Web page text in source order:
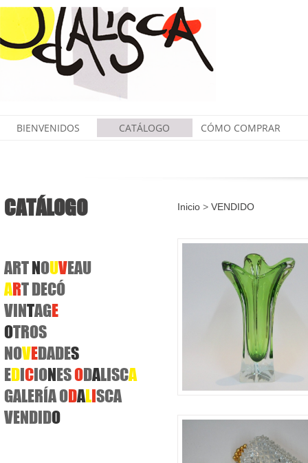
BIENVENIDOS CATÁLOGO CÓMO COMPRAR
CATÁLOGO
ARTNOUVEAU
ART DECÓ
VINTAGE
OTROS
NOVEDADES
EDICIONESODALISCA
GALERÍA ODALISCA
VENDIDO
Inicio > VENDIDO